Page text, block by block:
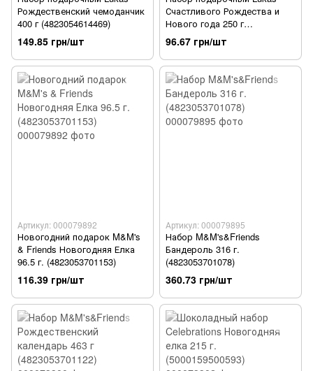
Рождественский чемоданчик
400 г (4823054614469)
149.85 грн/шт
Счастливого Рождества и
Нового года 250 г
(4823054614452).
96.67 грн/шт
Артикул: 000079892
Новогодний подарок M&M's
& Friends Новогодняя Елка
96.5 г. (4823053701153)
116.39 грн/шт
Артикул: 000079895
Набор M&M's&Friends
Бандероль 316 г.
(4823053701078)
360.73 грн/шт